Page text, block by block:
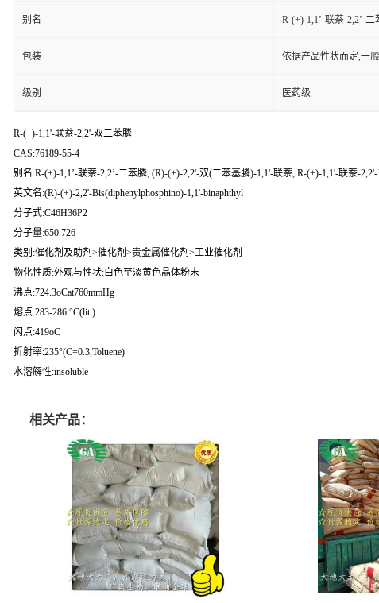
别名 R-(+)-1,1’-联萘-2,2’-
包装 依据产品性状而定,一
级别 医药级
R-(+)-1,1'-联萘-2,2'-双二苯膦
CAS:76189-55-4
别名:R-(+)-1,1’-联萘-2,2’-二苯膦; (R)-(+)-2,2'-双(二苯基膦)-1,1'-联萘; R-(+)-1,1'-联萘-
英文名:(R)-(+)-2,2'-Bis(diphenylphosphino)-1,1'-binaphthyl
分子式:C46H36P2
分子量:650.726
类别:催化剂及助剂>催化剂>贵金属催化剂>工业催化剂
物化性质:外观与性状:白色至淡黄色晶体粉末
沸点:724.3oCat760mmHg
熔点:283-286 °C(lit.)
闪点:419oC
折射率:235°(C=0.3,Toluene)
水溶解性:insoluble
相关产品：